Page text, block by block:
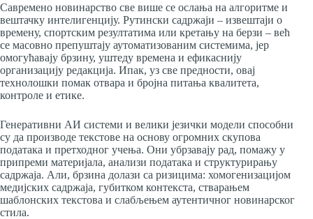
Савремено новинарство све више се ослања на алгоритме и
вештачку интелигенцију. Рутински садржаји – извештаји о
времену, спортским резултатима или кретању на берзи – већ
се масовно препуштају аутоматизованим системима, јер
омогућавају брзину, уштеду времена и ефикаснију
организацију редакција. Ипак, уз све предности, овај
технолошки помак отвара и бројна питања квалитета,
контроле и етике.
Генеративни АИ системи и велики језички модели способни
су да производе текстове на основу огромних скупова
података и претходног учења. Они убрзавају рад, помажу у
припреми материјала, анализи података и структурирању
садржаја. Али, брзина долази са ризицима: хомогенизацијом
медијских садржаја, губитком контекста, стварањем
шаблонских текстова и слабљењем аутентичног новинарског
стила.